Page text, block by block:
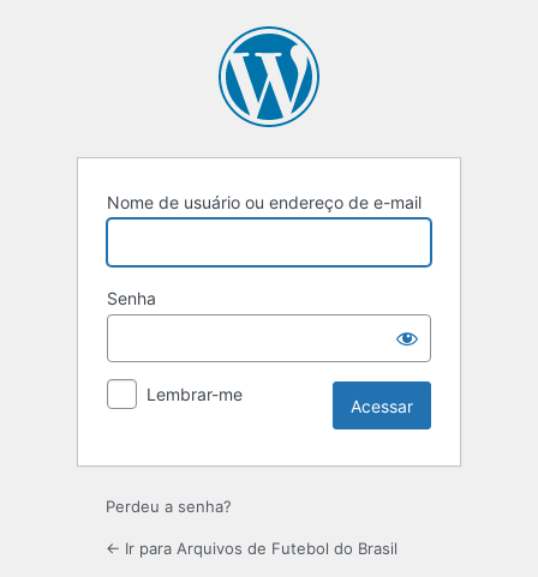
Nome de usuário ou endereço de e-mail
Senha
Lembrar-me
Perdeu a senha?
← Ir para Arquivos de Futebol do Brasil